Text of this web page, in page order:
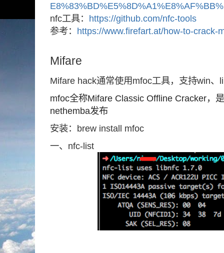
nfc工具： https://github.com/nfc-tools
参考： https://www.firefart.at/how-to-crack-
Mifare
Mifare hack通常使用mfoc工具，支持win、
mfoc全称Mifare Classic Offline Cracker，
nethemba发布
安装：brew install mfoc
一、nfc-list